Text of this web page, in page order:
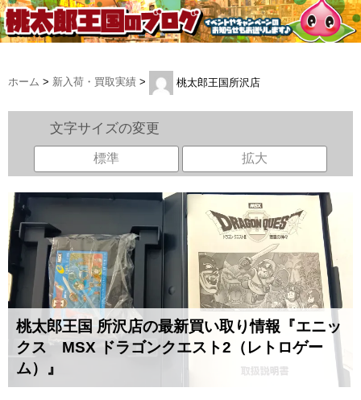
ホーム > 新入荷・買取実績 > 桃太郎王国所沢店
文字サイズの変更
標準 拡大
桃太郎王国 所沢店の最新買い取り情報『エニッ
クス MSX ドラゴンクエスト2（レトロゲー
ム）』